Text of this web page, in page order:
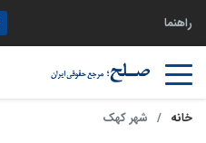
راهنما
خانه شهر کهک